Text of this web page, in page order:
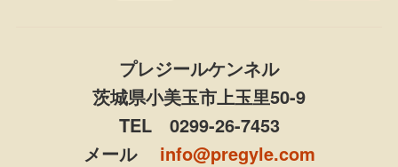
プレジールケンネル
茨城県小美玉市上玉里50-9
TEL 0299-26-7453
メール info@pregyle.com